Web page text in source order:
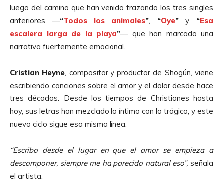
luego del camino que han venido trazando los tres singles
anteriores —“Todos los animales” “Oye”y “Esa
escalera larga de la playa”— que han marcado una
narrativa fuertemente emocional.
Cristian Heyne , compositor y productor de Shogún, viene
escribiendo canciones sobre el amor y el dolor desde hace
tres décadas. Desde los tiempos de Christianes hasta
hoy, sus letras han mezclado lo íntimo con lo trágico, y este
nuevo ciclo sigue esa misma línea.
“Escribo desde el lugar en que el amor se empieza a
descomponer, siempre me ha parecido natural eso”, señala
el artista.